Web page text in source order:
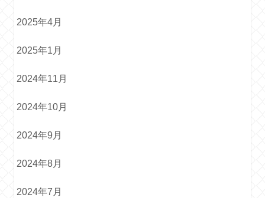
2025年4月
2025年1月
2024年11月
2024年10月
2024年9月
2024年8月
2024年7月